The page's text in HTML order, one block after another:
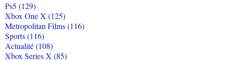
Ps5 (129)
Xbox One X (125)
Metropolitan Films (116)
Sports (116)
Actualité (108)
Xbox Series X (85)